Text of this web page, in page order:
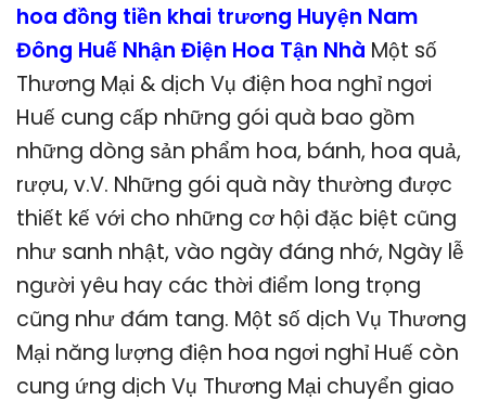
hoa đồng tiền khai trương Huyện Nam
Đông Huế Nhận Điện Hoa Tận Nhà Một số
Thương Mại & dịch Vụ điện hoa nghỉ ngơi
Huế cung cấp những gói quà bao gồm
những dòng sản phẩm hoa, bánh, hoa quả,
rượu, v.V. Những gói quà này thường được
thiết kế với cho những cơ hội đặc biệt cũng
như sanh nhật, vào ngày đáng nhớ, Ngày lễ
người yêu hay các thời điểm long trọng
cũng như đám tang. Một số dịch Vụ Thương
Mại năng lượng điện hoa ngơi nghỉ Huế còn
cung ứng dịch Vụ Thương Mại chuyển giao